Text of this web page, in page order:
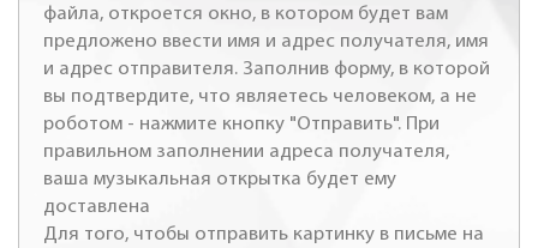
файла, откроется окно, в котором будет вам
предложено ввести имя и адрес получателя, имя
и адрес отправителя. Заполнив форму, в которой
вы подтвердите, что являетесь человеком, а не
роботом - нажмите кнопку "Отправить". При
правильном заполнении адреса получателя,
ваша музыкальная открытка будет ему
доставлена
Для того, чтобы отправить картинку в письме на